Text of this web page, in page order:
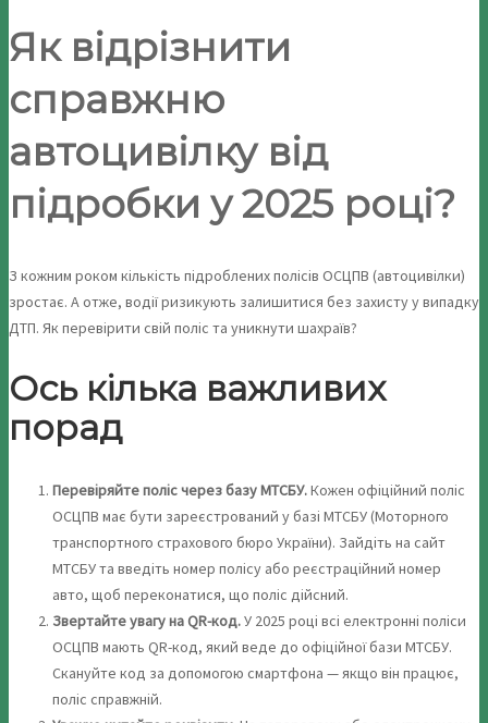
Як відрізнити
справжню
автоцивілку від
підробки у 2025 році?
З кожним роком кількість підроблених полісів ОСЦПВ (автоцивілки)
зростає. А отже, водії ризикують залишитися без захисту у випадку
ДТП. Як перевірити свій поліс та уникнути шахраїв?
Ось кілька важливих
порад
Перевіряйте поліс через базу МТСБУ.Кожен офіційний поліс
ОСЦПВ має бути зареєстрований у базі МТСБУ (Моторного
транспортного страхового бюро України). Зайдіть на сайт
МТСБУ та введіть номер полісу або реєстраційний номер
авто, щоб переконатися, що поліс дійсний.
Звертайте увагу на QR-код.У 2025 році всі електронні поліси
ОСЦПВ мають QR-код, який веде до офіційної бази МТСБУ.
Скануйте код за допомогою смартфона — якщо він працює,
поліс справжній.